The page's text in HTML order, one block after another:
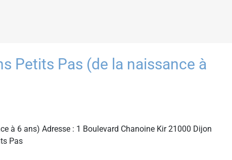
Petits Pas (de la naissance à
à 6 ans) Adresse : 1 Boulevard Chanoine Kir 21000 Dijon
Pas